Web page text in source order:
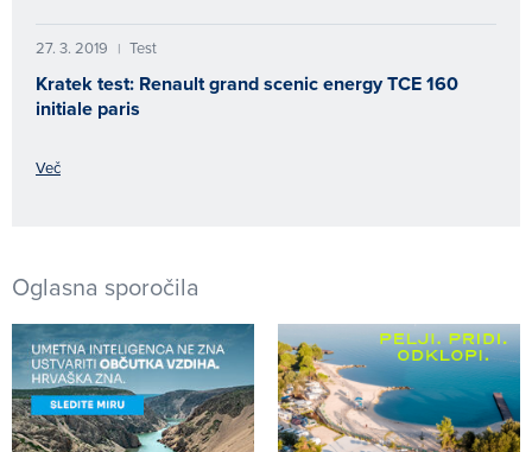
27. 3. 2019 | Test
Kratek test: Renault grand scenic energy TCE 160
initiale paris
Več
Oglasna sporočila